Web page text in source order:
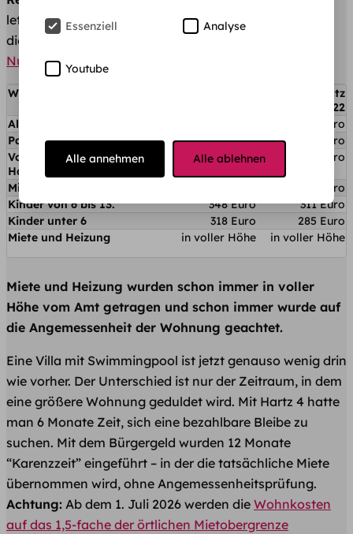
letzten Hartz-IV-Sätze 2022 (510 €). Auch 2026 bleibt
die Höhe unverändert — die
Nullrunde beschlossen
Wofür?
Hartz Regelsatz
IV 2022
Alleinstehend/-erziehend
449 Euro
Paare je Partner
451 Euro
404 Euro
Volljährige bis 25 im
Haushalt der Eltern
402 Euro 360 Euro
Minderjährige ab 14
376 Euro
Kinder von 6 bis 13.
348 Euro
311 Euro
Kinder unter 6
318 Euro
285 Euro
Miete und Heizung
in voller Höhe in voller Höhe
Miete und Heizung wurden schon immer in voller
Höhe vom Amt getragen und schon immer wurde auf
die Angemessenheit der Wohnung geachtet.
Eine Villa mit Swimmingpool ist jetzt genauso wenig drin
wie vorher. Der Unterschied ist nur der Zeitraum, in dem
eine größere Wohnung geduldet wird. Mit Hartz 4 hatte
man 6 Monate Zeit, sich eine bezahlbare Bleibe zu
suchen. Mit dem Bürgergeld wurden 12 Monate
“Karenzzeit” eingeführt – in der die tatsächliche Miete
übernommen wird, ohne Angemessenheitsprüfung.
Achtung: Ab dem 1. Juli 2026 werden die Wohnkosten
auf das 1,5-fache der örtlichen Mietobergrenze
Essenziell Analyse
Youtube
Alle annehmen Alle ablehnen